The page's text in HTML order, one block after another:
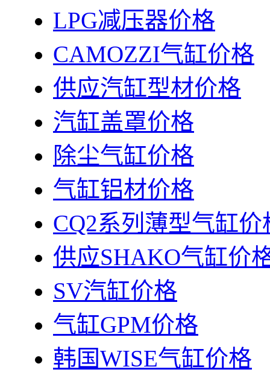
LPG减压器价格
CAMOZZI气缸价格
供应汽缸型材价格
汽缸盖罩价格
除尘气缸价格
气缸铝材价格
CQ2系列薄型气缸价
供应SHAKO气缸价
SV汽缸价格
气缸GPM价格
韩国WISE气缸价格